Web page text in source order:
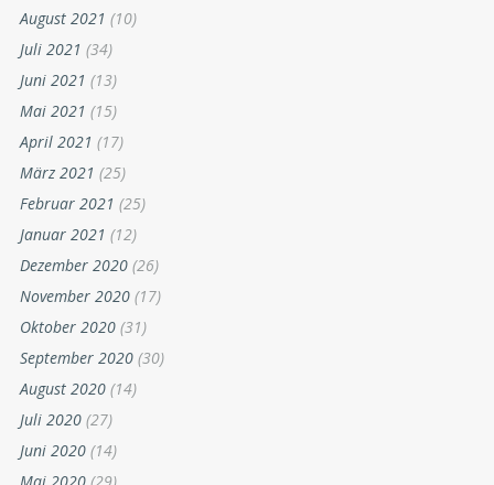
August 2021 (10)
Juli 2021 (34)
Juni 2021 (13)
Mai 2021 (15)
April 2021 (17)
März 2021 (25)
Februar 2021 (25)
Januar 2021 (12)
Dezember 2020 (26)
November 2020 (17)
Oktober 2020 (31)
September 2020 (30)
August 2020 (14)
Juli 2020 (27)
Juni 2020 (14)